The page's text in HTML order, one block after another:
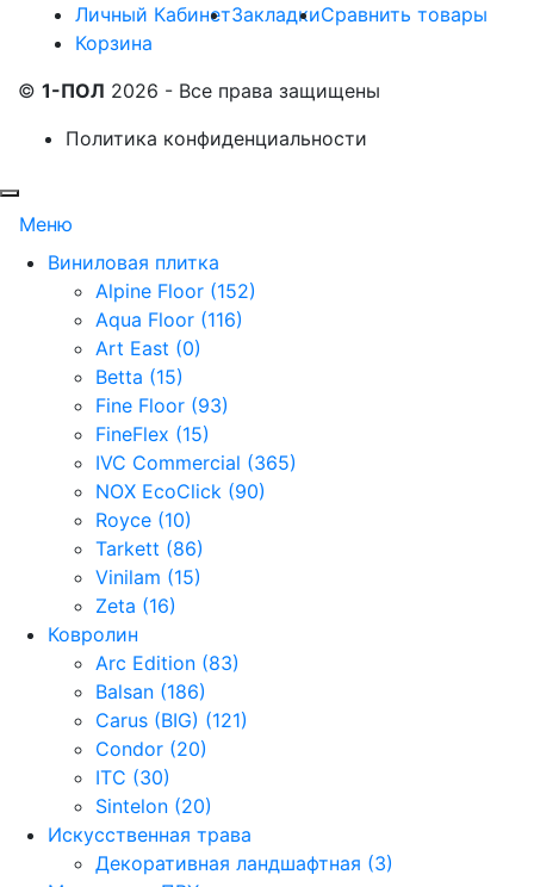
Личный КабинетЗакладкиСравнить товары
Корзина
© 1-ПОЛ 2026 - Все права защищены
Политика конфиденциальности
Меню
Виниловая плитка
Alpine Floor (152)
Aqua Floor (116)
Art East (0)
Betta (15)
Fine Floor (93)
FineFlex (15)
IVC Commercial (365)
NOX EcoClick (90)
Royce (10)
Tarkett (86)
Vinilam (15)
Zeta (16)
Ковролин
Arc Edition (83)
Balsan (186)
Carus (BIG) (121)
Condor (20)
ITC (30)
Sintelon (20)
Искусственная трава
Декоративная ландшафтная (3)